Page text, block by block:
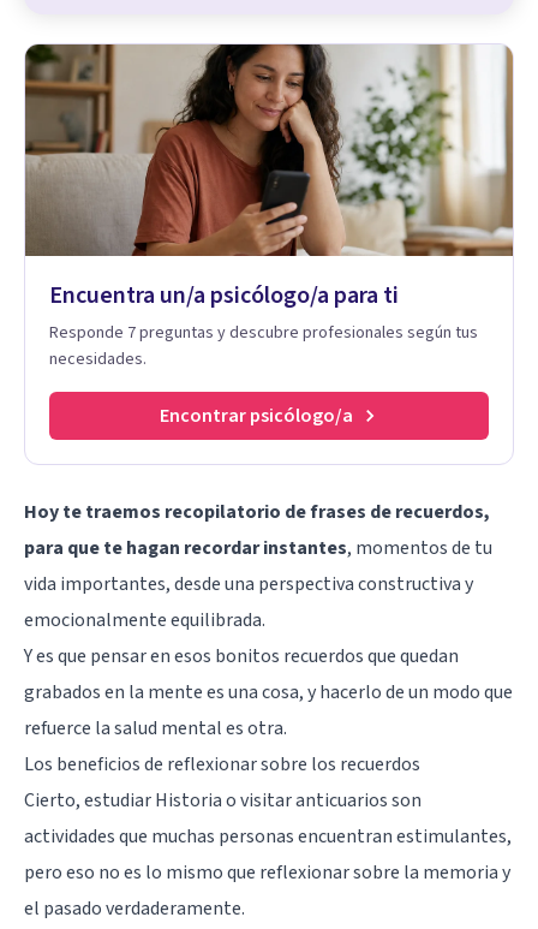
Encuentra un/a psicólogo/a para ti
Responde 7 preguntas y descubre profesionales según tus
necesidades.
Encontrar psicólogo/a
Hoy te traemos recopilatorio de frases de recuerdos,
para que te hagan recordar instantes, momentos de tu
vida importantes, desde una perspectiva constructiva y
emocionalmente equilibrada.
Y es que pensar en esos bonitos recuerdos que quedan
grabados en la mente es una cosa, y hacerlo de un modo que
refuerce la salud mental es otra.
Los beneficios de reflexionar sobre los recuerdos
Cierto, estudiar Historia o visitar anticuarios son
actividades que muchas personas encuentran estimulantes,
pero eso no es lo mismo que reflexionar sobre la memoria y
el pasado verdaderamente.